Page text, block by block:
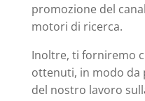
promozione del
motori di ricerca.
Inoltre, ti forniremo
ottenuti, in modo da
del nostro lavoro